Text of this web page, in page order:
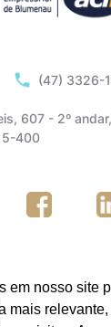
(47) 3326-
607 - 2º
400
em nosso site
mais